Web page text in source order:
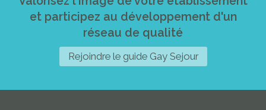
et participez au développement d'un
réseau de qualité
Rejoindre le guide Gay Sejour